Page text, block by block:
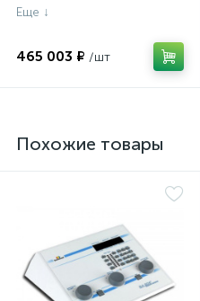
465 003 ₽
Похожие товары